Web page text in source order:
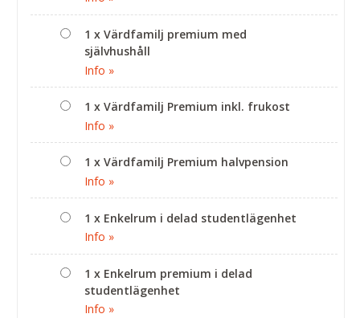
1 x Värdfamilj premium med
självhushåll
Info »
1 x Värdfamilj Premium inkl. frukost
Info »
1 x Värdfamilj Premium halvpension
Info »
1 x Enkelrum i delad studentlägenhet
Info »
1 x Enkelrum premium i delad
studentlägenhet
Info »